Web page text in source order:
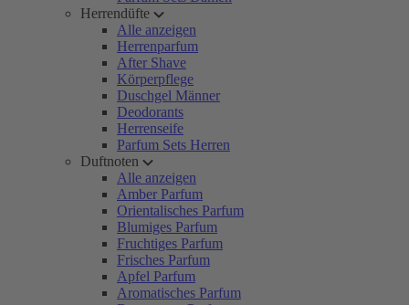
Herrendüfte
Alle anzeigen
Herrenparfum
After Shave
Körperpflege
Duschgel Männer
Deodorants
Herrenseife
Parfum Sets Herren
Duftnoten
Alle anzeigen
Amber Parfum
Orientalisches Parfum
Blumiges Parfum
Fruchtiges Parfum
Frisches Parfum
Apfel Parfum
Aromatisches Parfum